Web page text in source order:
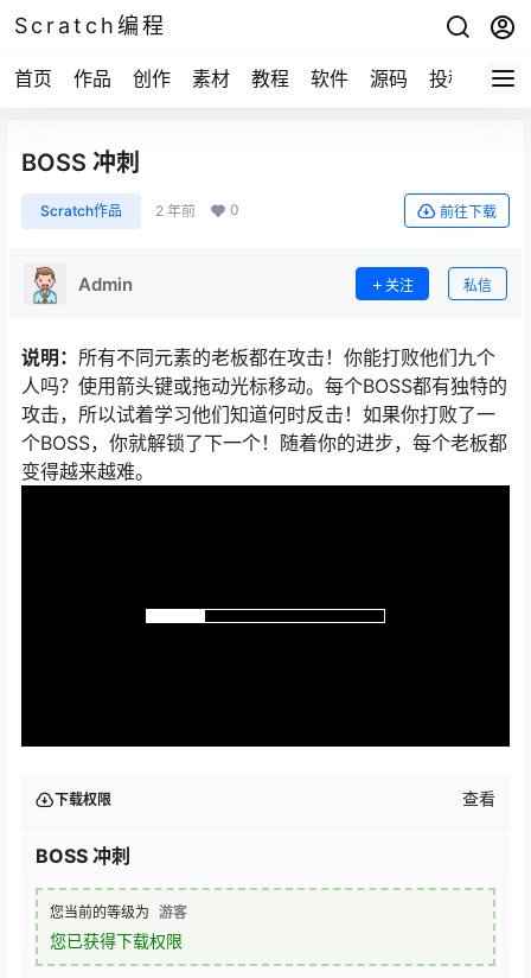
Scratch编程
首页 作品 创作 素材 教程 软件 源码 投稿 关于
BOSS 冲刺
Scratch作品 2 年前 0 前往下载
Admin 关注 私信
说明： 所有不同元素的老板都在攻击！你能打败他们九个
人吗？使用箭头键或拖动光标移动。每个BOSS都有独特的
攻击，所以试着学习他们知道何时反击！如果你打败了一
个BOSS，你就解锁了下一个！随着你的进步，每个老板都
变得越来越难。
下载权限 查看
BOSS 冲刺
您当前的等级为 游客
您已获得下载权限